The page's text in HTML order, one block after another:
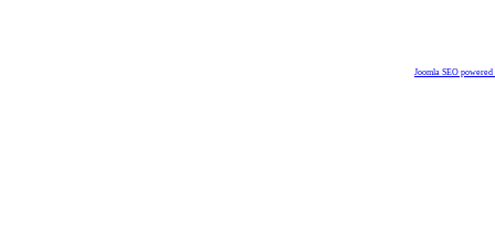
Joomla SEO powered